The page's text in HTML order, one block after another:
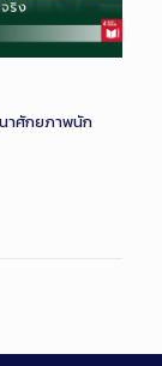
าศักยภาพนัก